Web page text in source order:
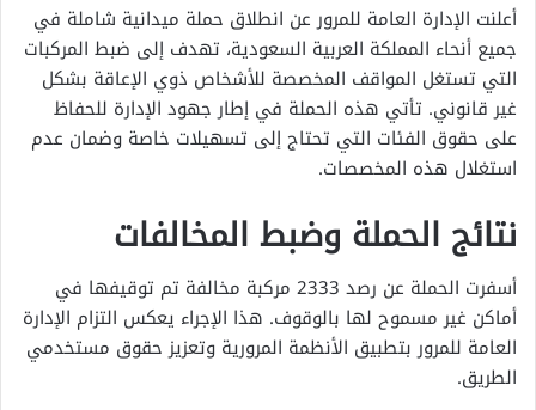
أعلنت الإدارة العامة للمرور عن انطلاق حملة ميدانية شاملة في
جميع أنحاء المملكة العربية السعودية، تهدف إلى ضبط المركبات
التي تستغل المواقف المخصصة للأشخاص ذوي الإعاقة بشكل
غير قانوني. تأتي هذه الحملة في إطار جهود الإدارة للحفاظ
على حقوق الفئات التي تحتاج إلى تسهيلات خاصة وضمان عدم
استغلال هذه المخصصات.
نتائج الحملة وضبط المخالفات
أسفرت الحملة عن رصد 2333 مركبة مخالفة تم توقيفها في
أماكن غير مسموح لها بالوقوف. هذا الإجراء يعكس التزام الإدارة
العامة للمرور بتطبيق الأنظمة المرورية وتعزيز حقوق مستخدمي
الطريق.